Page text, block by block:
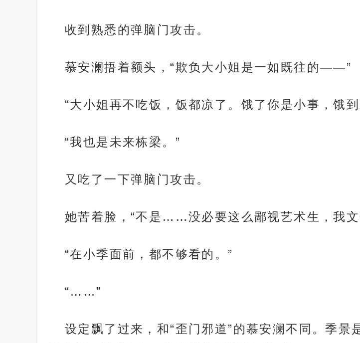
收到熟悉的弹脑门攻击。
慕安澜捂着额头，“欺负大小姐是一如既往的——”
“大小姐再不吃饭，饭都凉了。饿了你是小事，饿
“我也是未来栋梁。”
又吃了一下弹脑门攻击。
她苦着脸，“不是……没必要这么鄙视艺术生，我文
“在小季面前，都不够看的。”
“……”
设定飘了过来，和“歪门邪道”的慕安澜不同。季